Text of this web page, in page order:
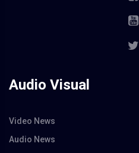
Audio Visual
Video News
Audio News